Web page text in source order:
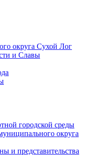
округа Сухой Лог
и Славы
городской среды
округа
и представительства